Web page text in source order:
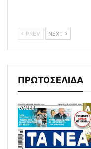
PREV NEXT
ΠΡΩΤΟΣΕΛΙΔΑ